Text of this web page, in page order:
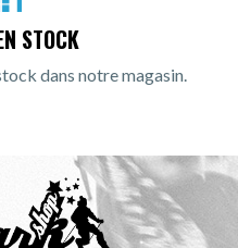
STOCK
dans notre magasin.